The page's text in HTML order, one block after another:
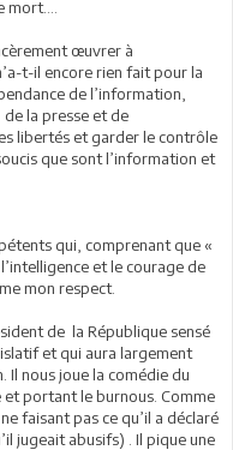
mort….
œuvrer à
t-il encore rien fait pour la
de l’information,
la presse et de
libertés et garder le contrôle
que sont l’information et
qui, comprenant que «
et le courage de
mon respect.
de la République sensé
et qui aura largement
nous joue la comédie du
portant le burnous. Comme
faisant pas ce qu’il a déclaré
jugeait abusifs) . Il pique une